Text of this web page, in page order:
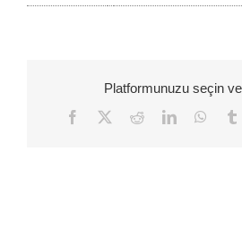
Platformunuzu seçin
Facebook
TwitterRedditLinkedIn